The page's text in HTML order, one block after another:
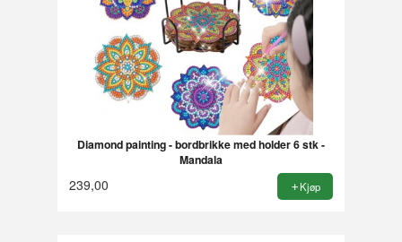
Diamond painting - bordbrikke med holder 6 stk -
Mandala
239,00 Kjøp